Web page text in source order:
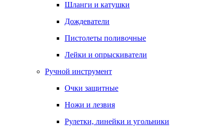
Шланги и катушки
Дождеватели
Пистолеты поливочные
Лейки и опрыскиватели
Ручной инструмент
Очки защитные
Ножи и лезвия
Рулетки, линейки и угольники